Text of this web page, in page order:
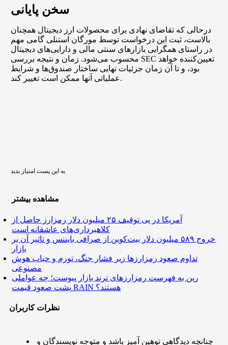
سخن پایانی
درحالی که تقاضای نهادی برای محصولات ارز دیجیتال همچنان
بالاست، ثبت این درخواست توسط مورگان استنلی گامی مهم
در راستای همگرایی بازارهای سنتی مالی و دارایی‌های دیجیتال
محسوب می‌شود. زمان و نتیجه بررسی SEC تعیین‌کننده خواهد
بود، و تا آن زمان جزئیات نهایی ساختار صندوق‌ها و شرایط
عملیاتی آنها ممکن است تغییر کند.
به این پست امتیاز بدید
مشاهده بیشتر
آمریکا در پی توقیف ۲۵ میلیون دلار رمزارز حاصل از
کلاهبرداری‌های عاشقانه است
خروج ۵۸۹ میلیون دلار بیت‌کوین از صرافی بایننس و تاثیر آن بر
بازار
تداوم صعود رمزارزها زیر فشار جنگ، تورم و حباب هوش
مصنوعی
رین به فهرست رمزارزهای ترند بازار پیوست؛ چه عواملی
پشت صعود قیمت RAIN هستند؟
نظرات کاربران